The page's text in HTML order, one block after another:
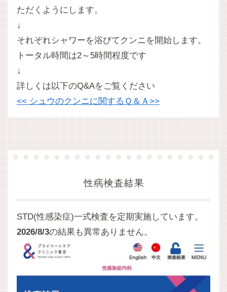
ただくようにします。
↓
それぞれシャワーを浴びてクンニを開始します。
トータル時間は2～5時間程度です
↓
詳しくは以下のQ&Aをご覧ください
<< シュウのクンニに関するＱ＆Ａ>>
性病検査結果
STD(性感染症)一式検査を定期実施しています。
2026/8/3の結果も異常ありません。